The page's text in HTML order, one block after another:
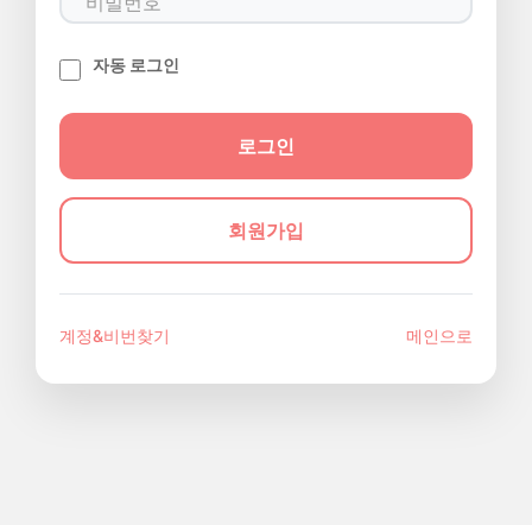
자동 로그인
회원가입
계정&비번찾기 메인으로